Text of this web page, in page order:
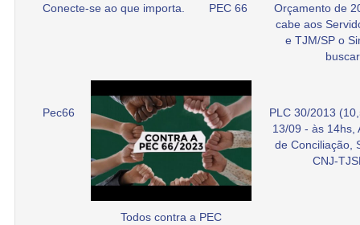
Conecte-se ao que importa. PEC 66
Orçamento de
cabe aos
e TJM/SP o
Pec66
Todos contra a PEC
PLC 30/2013
13/09 - às 14hs,
de Conciliação,
CNJ-